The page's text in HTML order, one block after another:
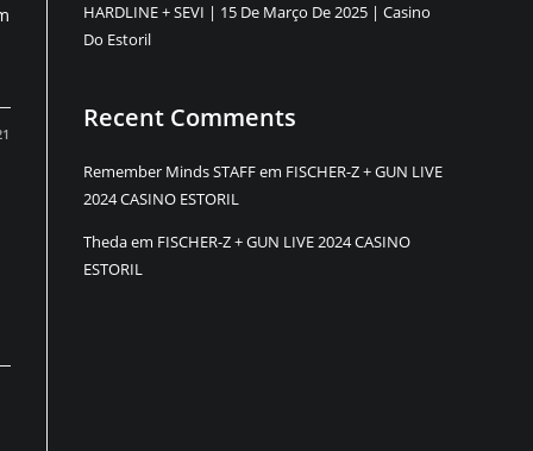
HARDLINE + SEVI | 15 De Março De 2025 | Casino
Do Estoril
Recent Comments
Remember Minds STAFFem FISCHER-Z + GUN LIVE
2024 CASINO ESTORIL
Thedaem FISCHER-Z + GUN LIVE 2024 CASINO
ESTORIL